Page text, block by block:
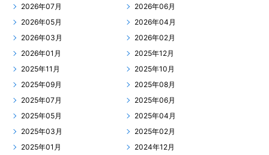
2026年07月
2026年06月
2026年05月
2026年04月
2026年03月
2026年02月
2026年01月
2025年12月
2025年11月
2025年10月
2025年09月
2025年08月
2025年07月
2025年06月
2025年05月
2025年04月
2025年03月
2025年02月
2025年01月
2024年12月